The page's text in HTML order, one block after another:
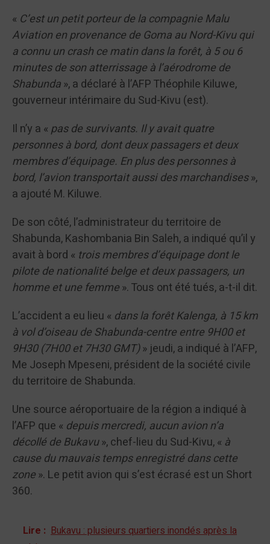
« C’est un petit porteur de la compagnie Malu
Aviation en provenance de Goma au Nord-Kivu qui
a connu un crash ce matin dans la forêt, à 5 ou 6
minutes de son atterrissage à l’aérodrome de
Shabunda», a déclaré à l’AFP Théophile Kiluwe,
gouverneur intérimaire du Sud-Kivu (est).
Il n’y a « pas de survivants. Il y avait quatre
personnes à bord, dont deux passagers et deux
membres d’équipage. En plus des personnes à
bord, l’avion transportait aussi des marchandises»,
a ajouté M. Kiluwe.
De son côté, l’administrateur du territoire de
Shabunda, Kashombania Bin Saleh, a indiqué qu’il y
avait à bord « trois membres d’équipage dont le
pilote de nationalité belge et deux passagers, un
homme et une femme». Tous ont été tués, a-t-il dit.
L’accident a eu lieu « dans la forêt Kalenga, à 15 km
à vol d’oiseau de Shabunda-centre entre 9H00 et
9H30 (7H00 et 7H30 GMT)» jeudi, a indiqué à l’AFP,
Me Joseph Mpeseni, président de la société civile
du territoire de Shabunda.
Une source aéroportuaire de la région a indiqué à
l’AFP que « depuis mercredi, aucun avion n’a
décollé de Bukavu», chef-lieu du Sud-Kivu, « à
cause du mauvais temps enregistré dans cette
zone». Le petit avion qui s’est écrasé est un Short
360.
Lire : Bukavu : plusieurs quartiers inondés après la